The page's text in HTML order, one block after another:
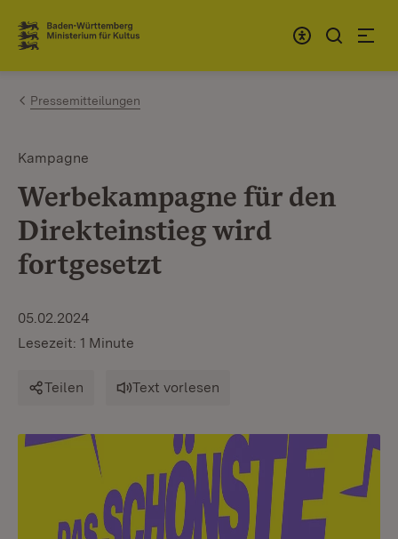
Zum Inhalt springen
Link zur Startseite
Pressemitteilungen
Kampagne
Werbekampagne für den
Direkteinstieg wird
fortgesetzt
05.02.2024
Lesezeit: 1 Minute
Teilen Text vorlesen